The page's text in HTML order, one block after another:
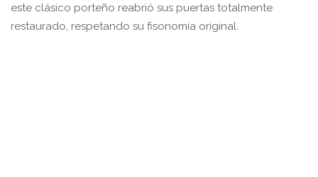
este clásico porteño reabrió sus puertas totalmente
restaurado, respetando su fisonomía original.